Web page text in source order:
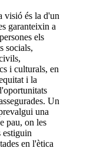
visió és la d'un
garanteixin a
els
socials,
i culturals, en
i la
Un
una
pau, on les
estiguin
en l'ètica